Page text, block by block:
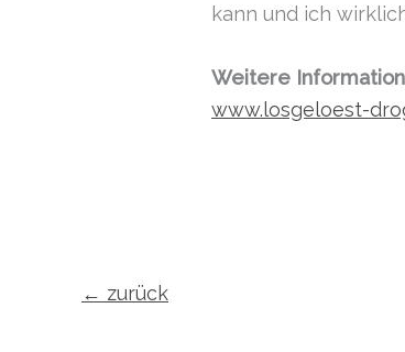
kann und ich
Weitere
www.losgeloest-
← zurück